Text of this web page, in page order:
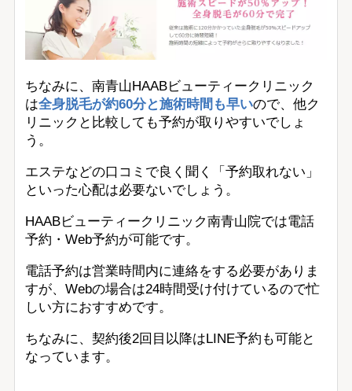
ちなみに、南青山HAABビューティークリニック
は全身脱毛が約60分と施術時間も早いので、他ク
リニックと比較しても予約が取りやすいでしょ
う。
エステなどの口コミで良く聞く「予約取れない」
といった心配は必要ないでしょう。
HAABビューティークリニック南青山院では電話
予約・Web予約が可能です。
電話予約は営業時間内に連絡をする必要がありま
すが、Webの場合は24時間受け付けているので忙
しい方におすすめです。
ちなみに、契約後2回目以降はLINE予約も可能と
なっています。